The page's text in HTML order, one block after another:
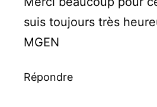
suis toujours très
MGEN
Répondre